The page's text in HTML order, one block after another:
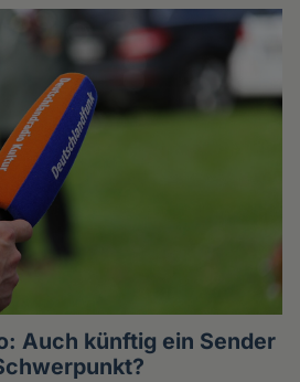
Auch künftig ein Sender